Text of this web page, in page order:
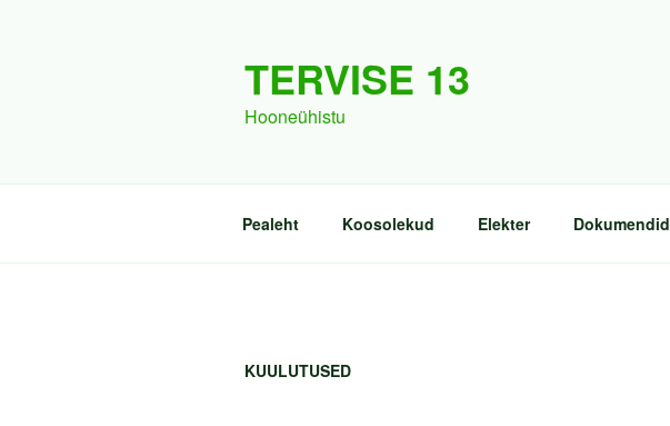
TERVISE 13
Hooneühistu
Pealeht Koosolekud Elekter Dokumendid
KUULUTUSED